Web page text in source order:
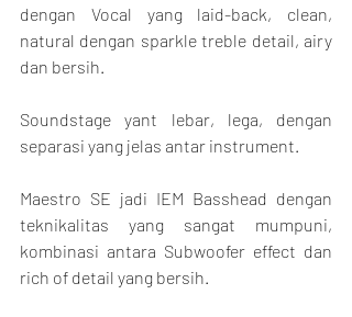
dengan Vocal yang laid-back, clean,
natural dengan sparkle treble detail, airy
dan bersih.
Soundstage yant lebar, lega, dengan
separasi yang jelas antar instrument.
Maestro SE jadi IEM Basshead dengan
teknikalitas yang sangat mumpuni,
kombinasi antara Subwoofer effect dan
rich of detail yang bersih.